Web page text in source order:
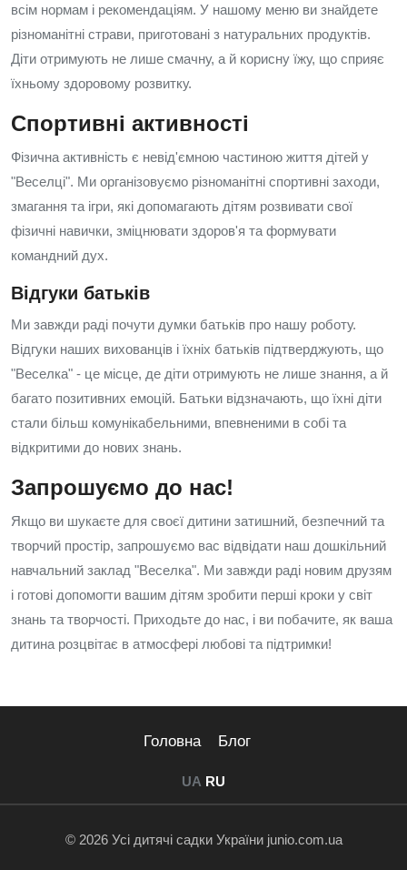
всім нормам і рекомендаціям. У нашому меню ви знайдете
різноманітні страви, приготовані з натуральних продуктів.
Діти отримують не лише смачну, а й корисну їжу, що сприяє
їхньому здоровому розвитку.
Спортивні активності
Фізична активність є невід'ємною частиною життя дітей у
"Веселці". Ми організовуємо різноманітні спортивні заходи,
змагання та ігри, які допомагають дітям розвивати свої
фізичні навички, зміцнювати здоров'я та формувати
командний дух.
Відгуки батьків
Ми завжди раді почути думки батьків про нашу роботу.
Відгуки наших вихованців і їхніх батьків підтверджують, що
"Веселка" - це місце, де діти отримують не лише знання, а й
багато позитивних емоцій. Батьки відзначають, що їхні діти
стали більш комунікабельними, впевненими в собі та
відкритими до нових знань.
Запрошуємо до нас!
Якщо ви шукаєте для своєї дитини затишний, безпечний та
творчий простір, запрошуємо вас відвідати наш дошкільний
навчальний заклад "Веселка". Ми завжди раді новим друзям
і готові допомогти вашим дітям зробити перші кроки у світ
знань та творчості. Приходьте до нас, і ви побачите, як ваша
дитина розцвітає в атмосфері любові та підтримки!
Головна Блог
UA RU
© 2026 Усі дитячі садки України junio.com.ua